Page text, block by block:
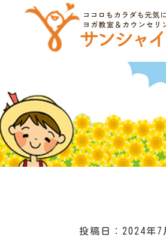
投稿日：2024年7